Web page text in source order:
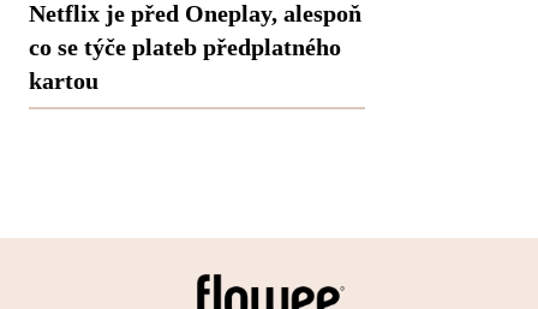
Netflix je před Oneplay, alespoň
co se týče plateb předplatného
kartou